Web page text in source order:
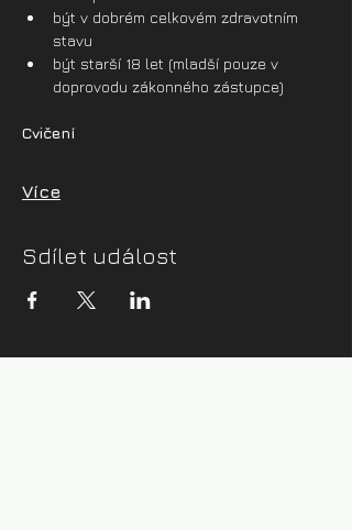
být v dobrém celkovém zdravotním
stavu
být starší 18 let (mladší pouze v
doprovodu zákonného zástupce)
Cvičení
Více
Sdílet událost